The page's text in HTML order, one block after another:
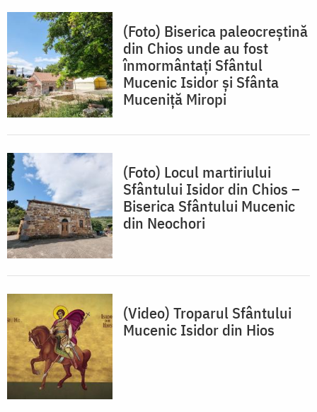
(Foto) Biserica paleocreștină
din Chios unde au fost
înmormântați Sfântul
Mucenic Isidor și Sfânta
Muceniță Miropi
(Foto) Locul martiriului
Sfântului Isidor din Chios –
Biserica Sfântului Mucenic
din Neochori
(Video) Troparul Sfântului
Mucenic Isidor din Hios